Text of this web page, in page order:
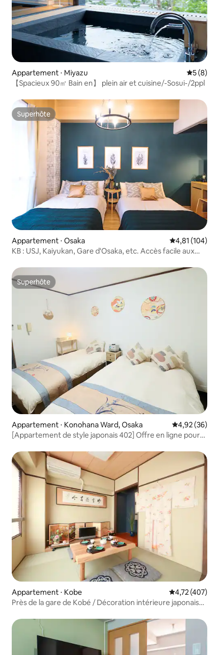
Appartement ⋅ Miyazu
5 (8)
【Spacieux 90㎡ Bain en】 plein air et cuisine/-Sosui-/2ppl
Superhôte
Superhôte
Appartement ⋅ Osaka Évaluation
4,81 (104)
KB : USJ, Kaiyukan, Gare d'Osaka, etc. Accès facile aux
Superhôte
Superhôte
Appartement ⋅ Konohana Ward, Osaka Évaluation
4,92 (36)
[Appartement de style japonais 402] Offre en ligne pour
· 8 minutes à pied de la station Chidorigabashi · Accès
direct au métro de la station Namba
Appartement ⋅ Kobe Évaluation
4,72 (407)
Près de la gare de Kobé / Décoration intérieure japonaise